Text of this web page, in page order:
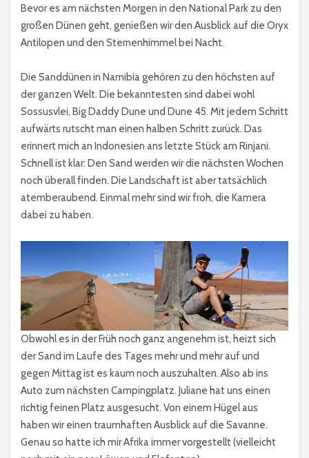
Bevor es am nächsten Morgen in den National Park zu den
großen Dünen geht, genießen wir den Ausblick auf die Oryx
Antilopen und den Sternenhimmel bei Nacht.
Die Sanddünen in Namibia gehören zu den höchsten auf
der ganzen Welt. Die bekanntesten sind dabei wohl
Sossusvlei, Big Daddy Dune und Dune 45. Mit jedem Schritt
aufwärts rutscht man einen halben Schritt zurück. Das
erinnert mich an Indonesien ans letzte Stück am Rinjani.
Schnell ist klar: Den Sand werden wir die nächsten Wochen
noch überall finden. Die Landschaft ist aber tatsächlich
atemberaubend. Einmal mehr sind wir froh, die Kamera
dabei zu haben.
Obwohl es in der Früh noch ganz angenehm ist, heizt sich
der Sand im Laufe des Tages mehr und mehr auf und
gegen Mittag ist es kaum noch auszuhalten. Also ab ins
Auto zum nächsten Campingplatz. Juliane hat uns einen
richtig feinen Platz ausgesucht. Von einem Hügel aus
haben wir einen traumhaften Ausblick auf die Savanne.
Genau so hatte ich mir Afrika immer vorgestellt (vielleicht